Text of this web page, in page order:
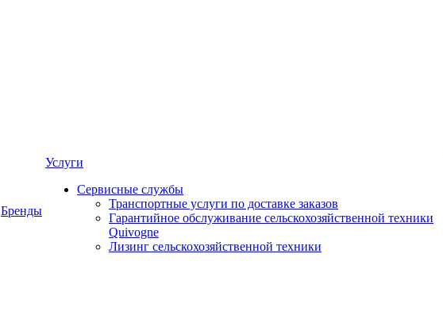
Бренды
Услуги
Сервисные службы
Транспортные услуги по доставке заказов
Гарантийное обслуживание сельскохозяйственной техники
Quivogne
Лизинг сельскохозяйственной техники